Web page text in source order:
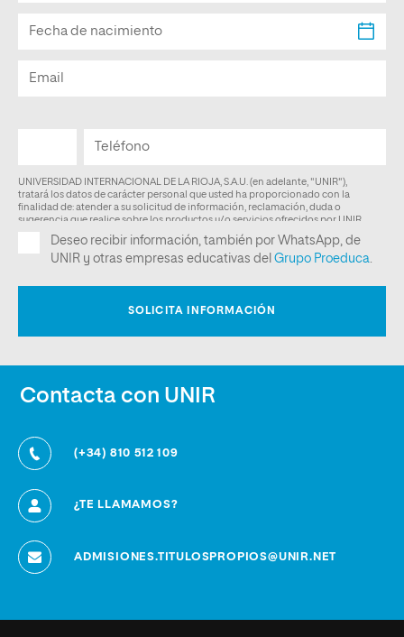
Contacta con UNIR
(+34) 810 512 109
¿TE LLAMAMOS?
ADMISIONES.TITULOSPROPIOS@UNIR.NET